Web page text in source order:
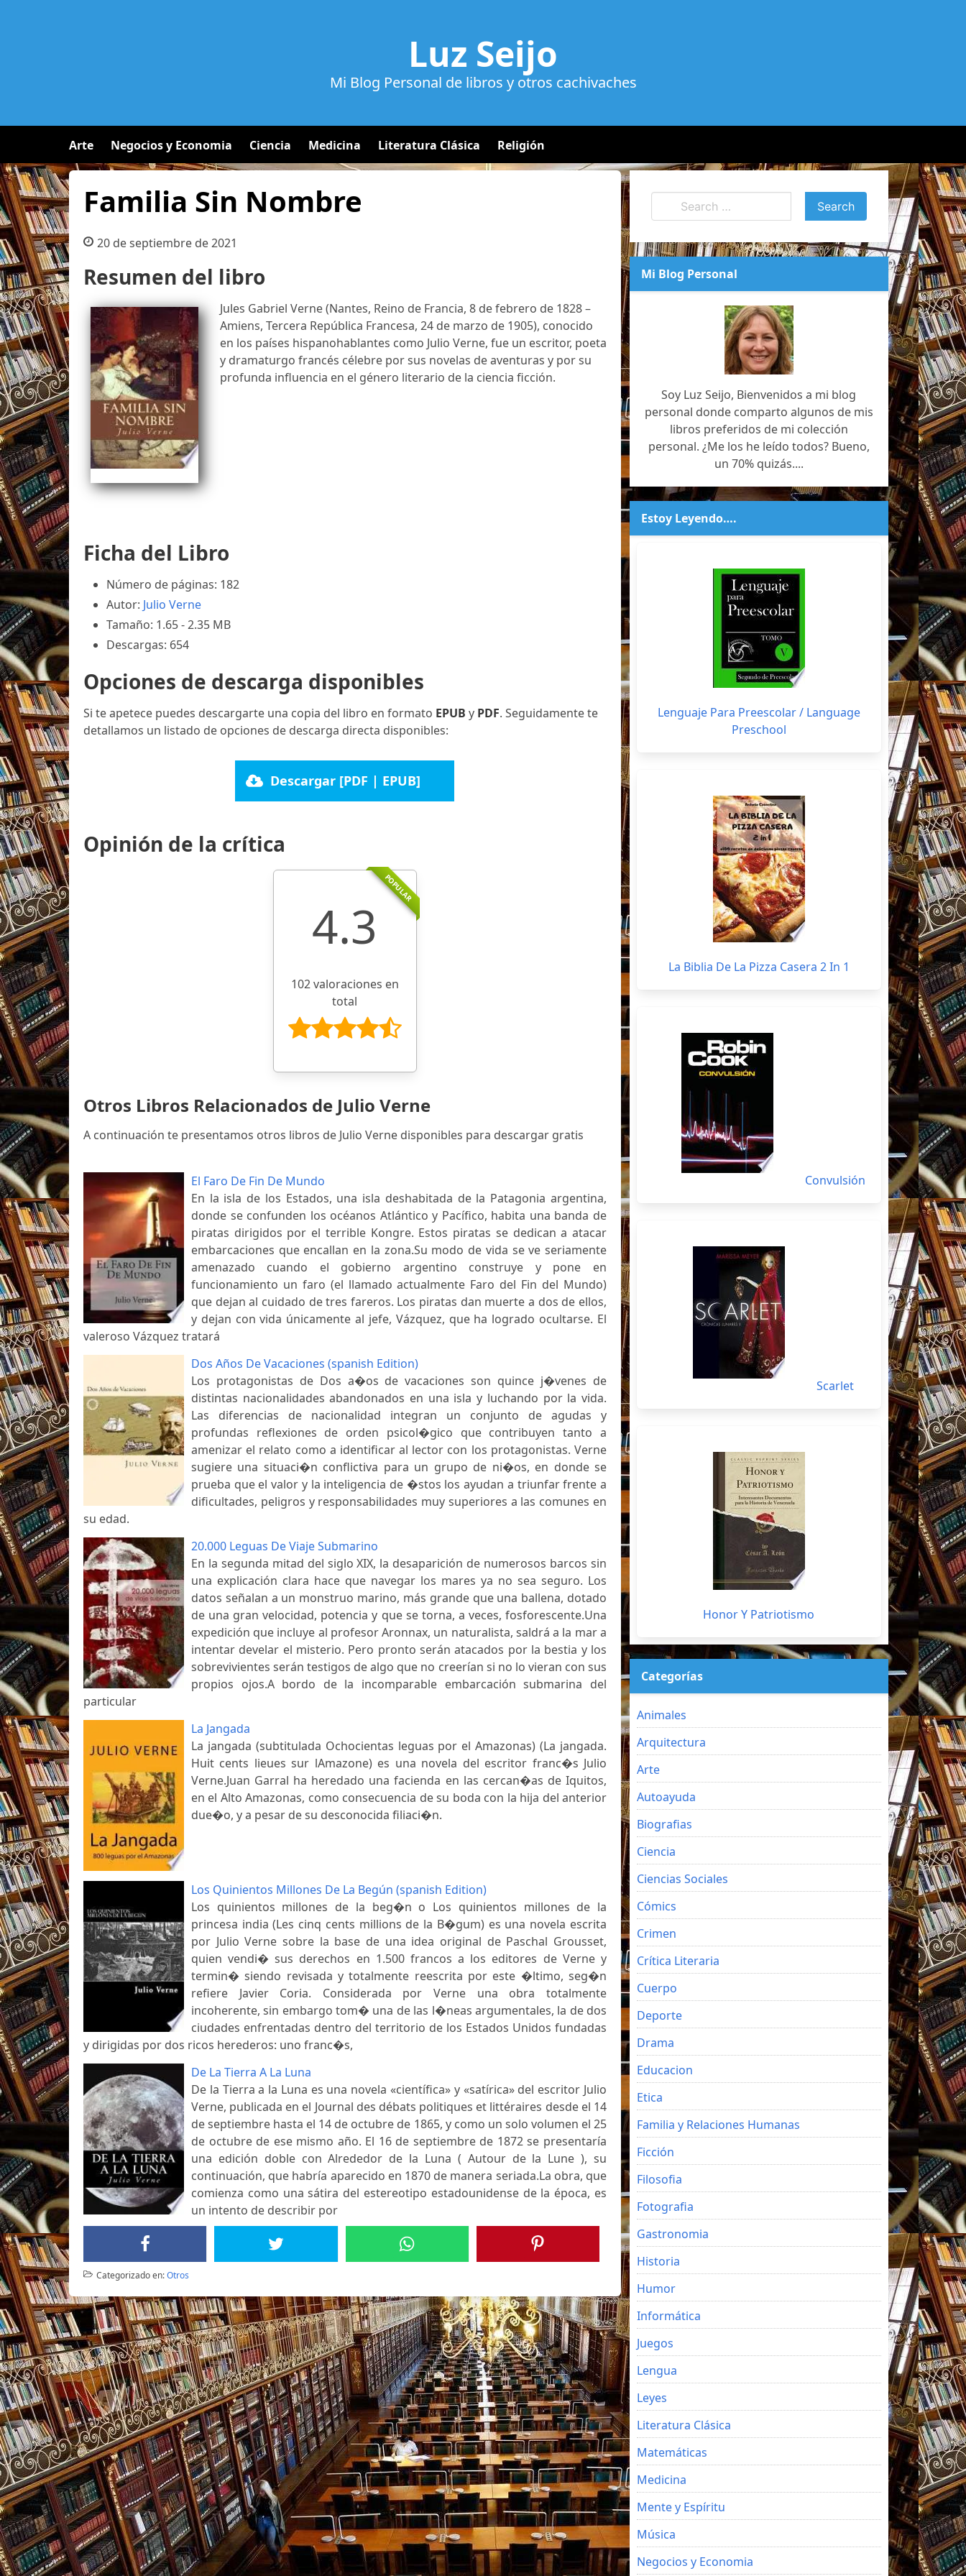
Luz Seijo
Mi Blog Personal de libros y otros cachivaches
Arte Negocios y Economia Ciencia Medicina Literatura Clásica Religión
Familia Sin Nombre
20 de septiembre de 2021
Resumen del libro
Jules Gabriel Verne (Nantes, Reino de Francia, 8 de febrero de 1828 –
Amiens, Tercera República Francesa, 24 de marzo de 1905), conocido
en los países hispanohablantes como Julio Verne, fue un escritor, poeta
y dramaturgo francés célebre por sus novelas de aventuras y por su
profunda influencia en el género literario de la ciencia ficción.
Ficha del Libro
Número de páginas: 182
Autor: Julio Verne
Tamaño: 1.65 - 2.35 MB
Descargas: 654
Opciones de descarga disponibles
Si te apetece puedes descargarte una copia del libro en formato EPUB y PDF. Seguidamente te
detallamos un listado de opciones de descarga directa disponibles:
Descargar [PDF | EPUB]
Opinión de la crítica
POPULAR
4.3
102 valoraciones en
total
Otros Libros Relacionados de Julio Verne
A continuación te presentamos otros libros de Julio Verne disponibles para descargar gratis
El Faro De Fin De Mundo
En la isla de los Estados, una isla deshabitada de la Patagonia argentina,
donde se confunden los océanos Atlántico y Pacífico, habita una banda de
piratas dirigidos por el terrible Kongre. Estos piratas se dedican a atacar
embarcaciones que encallan en la zona.Su modo de vida se ve seriamente
amenazado cuando el gobierno argentino construye y pone en
funcionamiento un faro (el llamado actualmente Faro del Fin del Mundo)
que dejan al cuidado de tres fareros. Los piratas dan muerte a dos de ellos,
y dejan con vida únicamente al jefe, Vázquez, que ha logrado ocultarse. El
valeroso Vázquez tratará
Dos Años De Vacaciones (spanish Edition)
Los protagonistas de Dos a�os de vacaciones son quince j�venes de
distintas nacionalidades abandonados en una isla y luchando por la vida.
Las diferencias de nacionalidad integran un conjunto de agudas y
profundas reflexiones de orden psicol�gico que contribuyen tanto a
amenizar el relato como a identificar al lector con los protagonistas. Verne
sugiere una situaci�n conflictiva para un grupo de ni�os, en donde se
prueba que el valor y la inteligencia de �stos los ayudan a triunfar frente a
dificultades, peligros y responsabilidades muy superiores a las comunes en
su edad.
20.000 Leguas De Viaje Submarino
En la segunda mitad del siglo XIX, la desaparición de numerosos barcos sin
una explicación clara hace que navegar los mares ya no sea seguro. Los
datos señalan a un monstruo marino, más grande que una ballena, dotado
de una gran velocidad, potencia y que se torna, a veces, fosforescente.Una
expedición que incluye al profesor Aronnax, un naturalista, saldrá a la mar a
intentar develar el misterio. Pero pronto serán atacados por la bestia y los
sobrevivientes serán testigos de algo que no creerían si no lo vieran con sus
propios ojos.A bordo de la incomparable embarcación submarina del
particular
La Jangada
La jangada (subtitulada Ochocientas leguas por el Amazonas) (La jangada.
Huit cents lieues sur lAmazone) es una novela del escritor franc�s Julio
Verne.Juan Garral ha heredado una facienda en las cercan�as de Iquitos,
en el Alto Amazonas, como consecuencia de su boda con la hija del anterior
due�o, y a pesar de su desconocida filiaci�n.
Los Quinientos Millones De La Begún (spanish Edition)
Los quinientos millones de la beg�n o Los quinientos millones de la
princesa india (Les cinq cents millions de la B�gum) es una novela escrita
por Julio Verne sobre la base de una idea original de Paschal Grousset,
quien vendi� sus derechos en 1.500 francos a los editores de Verne y
termin� siendo revisada y totalmente reescrita por este �ltimo, seg�n
refiere Javier Coria. Considerada por Verne una obra totalmente
incoherente, sin embargo tom� una de las l�neas argumentales, la de dos
ciudades enfrentadas dentro del territorio de los Estados Unidos fundadas
y dirigidas por dos ricos herederos: uno franc�s,
De La Tierra A La Luna
De la Tierra a la Luna es una novela «científica» y «satírica» del escritor Julio
Verne, publicada en el Journal des débats politiques et littéraires desde el 14
de septiembre hasta el 14 de octubre de 1865, y como un solo volumen el 25
de octubre de ese mismo año. El 16 de septiembre de 1872 se presentaría
una edición doble con Alrededor de la Luna ( Autour de la Lune ), su
continuación, que habría aparecido en 1870 de manera seriada.La obra, que
comienza como una sátira del estereotipo estadounidense de la época, es
un intento de describir por
Categorizado en:Otros
Mi Blog Personal
Soy Luz Seijo, Bienvenidos a mi blog
personal donde comparto algunos de mis
libros preferidos de mi colección
personal. ¿Me los he leído todos? Bueno,
un 70% quizás....
Estoy Leyendo….
Lenguaje Para Preescolar / Language
Preschool
La Biblia De La Pizza Casera 2 In 1
Convulsión
Scarlet
Honor Y Patriotismo
Categorías
Animales
Arquitectura
Arte
Autoayuda
Biografias
Ciencia
Ciencias Sociales
Cómics
Crimen
Crítica Literaria
Cuerpo
Deporte
Drama
Educacion
Etica
Familia y Relaciones Humanas
Ficción
Filosofia
Fotografia
Gastronomia
Historia
Humor
Informática
Juegos
Lengua
Leyes
Literatura Clásica
Matemáticas
Medicina
Mente y Espíritu
Música
Negocios y Economia